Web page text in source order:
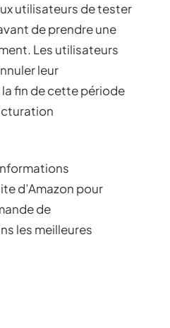
utilisateurs de tester
de prendre une
Les utilisateurs
leur
fin de cette période
d’Amazon pour
de
les meilleures